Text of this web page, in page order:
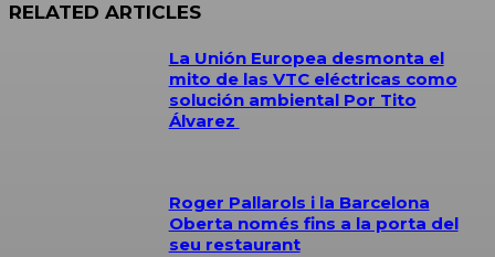
RELATED ARTICLES
La Unión Europea desmonta el
mito de las VTC eléctricas como
solución ambiental Por Tito
Álvarez
Roger Pallarols i la Barcelona
Oberta només fins a la porta del
seu restaurant